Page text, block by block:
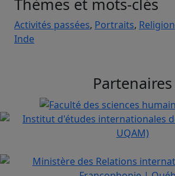
Thèmes et mots-clés
Activités passées, Portraits, Religion
Inde
Partenaires